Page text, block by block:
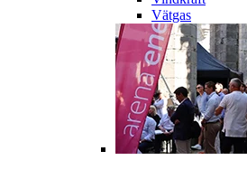
Vätgas